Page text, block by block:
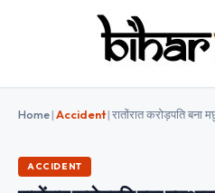
Home|Accident|
ACCIDENT